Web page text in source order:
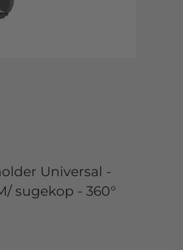
Universal -
sugekop - 360°